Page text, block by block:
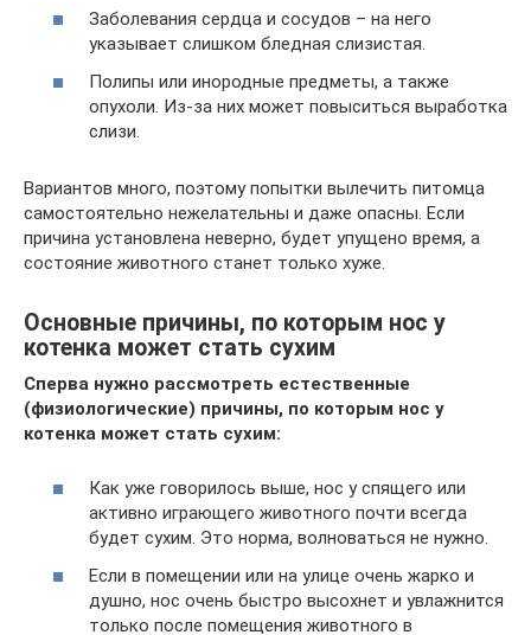
Заболевания сердца и сосудов – на него
указывает слишком бледная слизистая.
Полипы или инородные предметы, а также
опухоли. Из-за них может повыситься выработка
слизи.
Вариантов много, поэтому попытки вылечить питомца
самостоятельно нежелательны и даже опасны. Если
причина установлена неверно, будет упущено время, а
состояние животного станет только хуже.
Основные причины, по которым нос у
котенка может стать сухим
Сперва нужно рассмотреть естественные
(физиологические) причины, по которым нос у
котенка может стать сухим:
Как уже говорилось выше, нос у спящего или
активно играющего животного почти всегда
будет сухим. Это норма, волноваться не нужно.
Если в помещении или на улице очень жарко и
душно, нос очень быстро высохнет и увлажнится
только после помещения животного в